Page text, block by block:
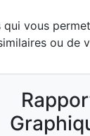
vous
ou de